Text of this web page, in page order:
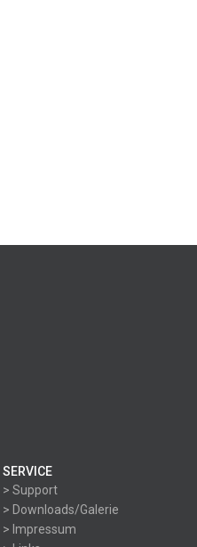
SERVICE
> Support
> Downloads/Galerie
> Impressum